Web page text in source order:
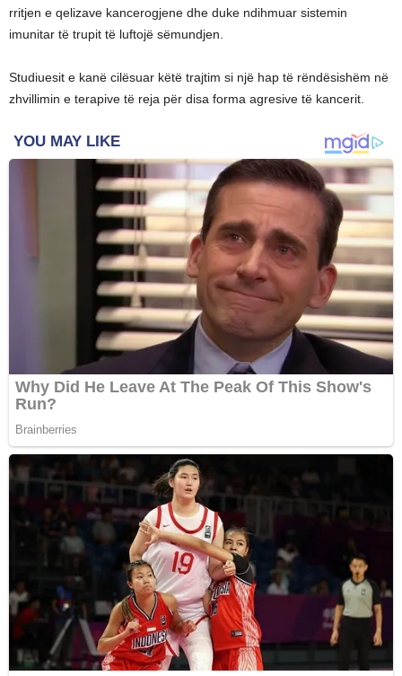
rritjen e qelizave kancerogjene dhe duke ndihmuar sistemin
imunitar të trupit të luftojë sëmundjen.
Studiuesit e kanë cilësuar këtë trajtim si një hap të rëndësishëm në
zhvillimin e terapive të reja për disa forma agresive të kancerit.